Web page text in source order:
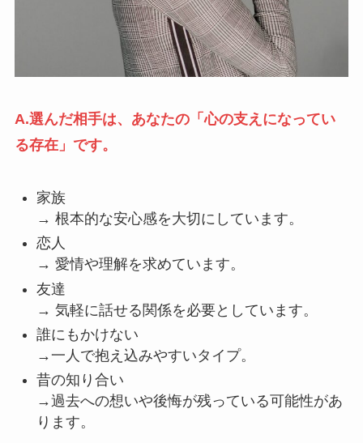
A.選んだ相手は、あなたの「心の支えになってい
る存在」です。
家族
→ 根本的な安心感を大切にしています。
恋人
→ 愛情や理解を求めています。
友達
→ 気軽に話せる関係を必要としています。
誰にもかけない
→一人で抱え込みやすいタイプ。
昔の知り合い
→過去への想いや後悔が残っている可能性があ
ります。